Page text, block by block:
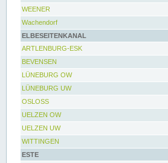
WEENER
Wachendorf
ELBESEITENKANAL
ARTLENBURG-ESK
BEVENSEN
LÜNEBURG OW
LÜNEBURG UW
OSLOSS
UELZEN OW
UELZEN UW
WITTINGEN
ESTE